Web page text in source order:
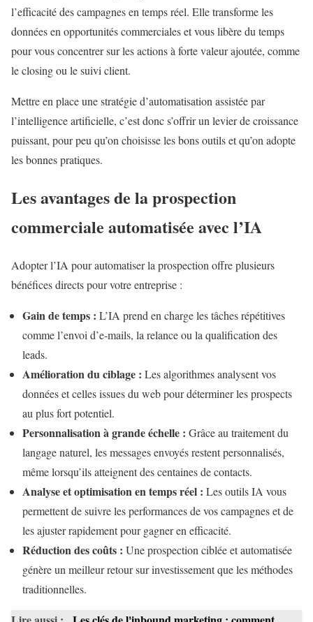
l’efficacité des campagnes en temps réel. Elle transforme les
données en opportunités commerciales et vous libère du temps
pour vous concentrer sur les actions à forte valeur ajoutée, comme
le closing ou le suivi client.
Mettre en place une stratégie d’automatisation assistée par
l’intelligence artificielle, c’est donc s’offrir un levier de croissance
puissant, pour peu qu’on choisisse les bons outils et qu’on adopte
les bonnes pratiques.
Les avantages de la prospection
commerciale automatisée avec l’IA
Adopter l’IA pour automatiser la prospection offre plusieurs
bénéfices directs pour votre entreprise :
Gain de temps : L’IA prend en charge les tâches répétitives
comme l’envoi d’e-mails, la relance ou la qualification des
leads.
Amélioration du ciblage : Les algorithmes analysent vos
données et celles issues du web pour déterminer les prospects
au plus fort potentiel.
Personnalisation à grande échelle : Grâce au traitement du
langage naturel, les messages envoyés restent personnalisés,
même lorsqu’ils atteignent des centaines de contacts.
Analyse et optimisation en temps réel : Les outils IA vous
permettent de suivre les performances de vos campagnes et de
les ajuster rapidement pour gagner en efficacité.
Réduction des coûts : Une prospection ciblée et automatisée
génère un meilleur retour sur investissement que les méthodes
traditionnelles.